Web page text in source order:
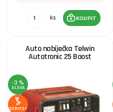
ks KOUPIT
Auto nabíječka Telwin
Autotronic 25 Boost
-3 %
SLEVA
SERVIS+